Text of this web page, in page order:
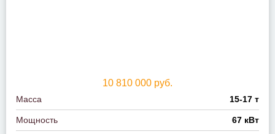
10 810 000 руб.
Масса 15-17 т
Мощность 67 кВт